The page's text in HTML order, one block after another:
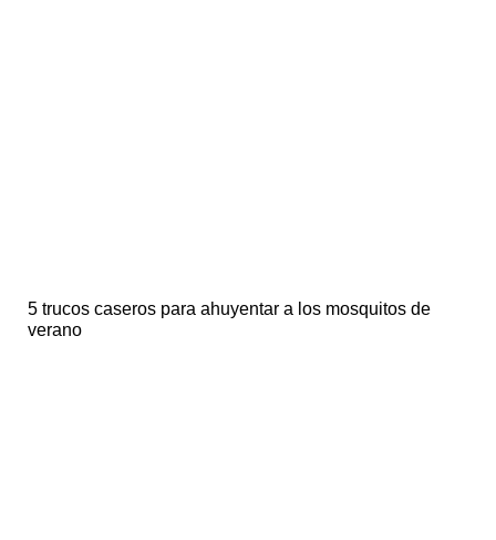
5 trucos caseros para ahuyentar a los mosquitos de
verano